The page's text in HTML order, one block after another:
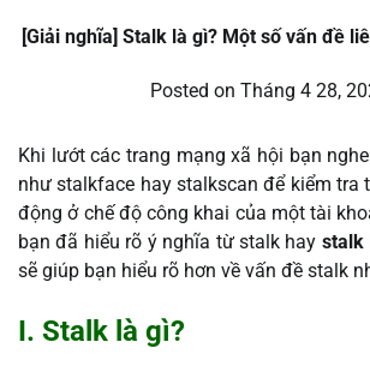
[Giải nghĩa] Stalk là gì? Một số vấn đề
Posted on Tháng 4 28,
Khi lướt các trang mạng xã hội bạn
như stalkface hay stalkscan để kiểm tra
động ở chế độ công khai của một tài
bạn đã hiểu rõ ý nghĩa từ stalk hay stalk
sẽ giúp bạn hiểu rõ hơn về vấn đề stalk
I. Stalk là gì?